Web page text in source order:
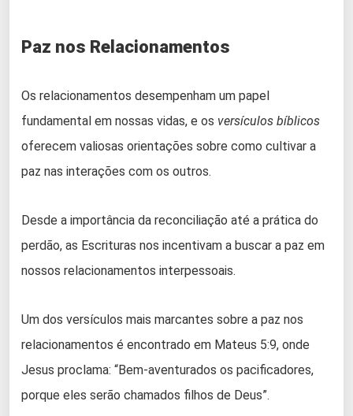
Paz nos Relacionamentos
Os relacionamentos desempenham um papel
fundamental em nossas vidas, e os versículos bíblicos
oferecem valiosas orientações sobre como cultivar a
paz nas interações com os outros.
Desde a importância da reconciliação até a prática do
perdão, as Escrituras nos incentivam a buscar a paz em
nossos relacionamentos interpessoais.
Um dos versículos mais marcantes sobre a paz nos
relacionamentos é encontrado em Mateus 5:9, onde
Jesus proclama: “Bem-aventurados os pacificadores,
porque eles serão chamados filhos de Deus”.